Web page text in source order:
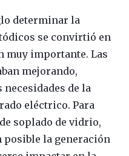
determinar la
se convirtió en
muy importante. Las
mejorando,
de la
eléctrico. Para
soplado de vidrio,
la generación